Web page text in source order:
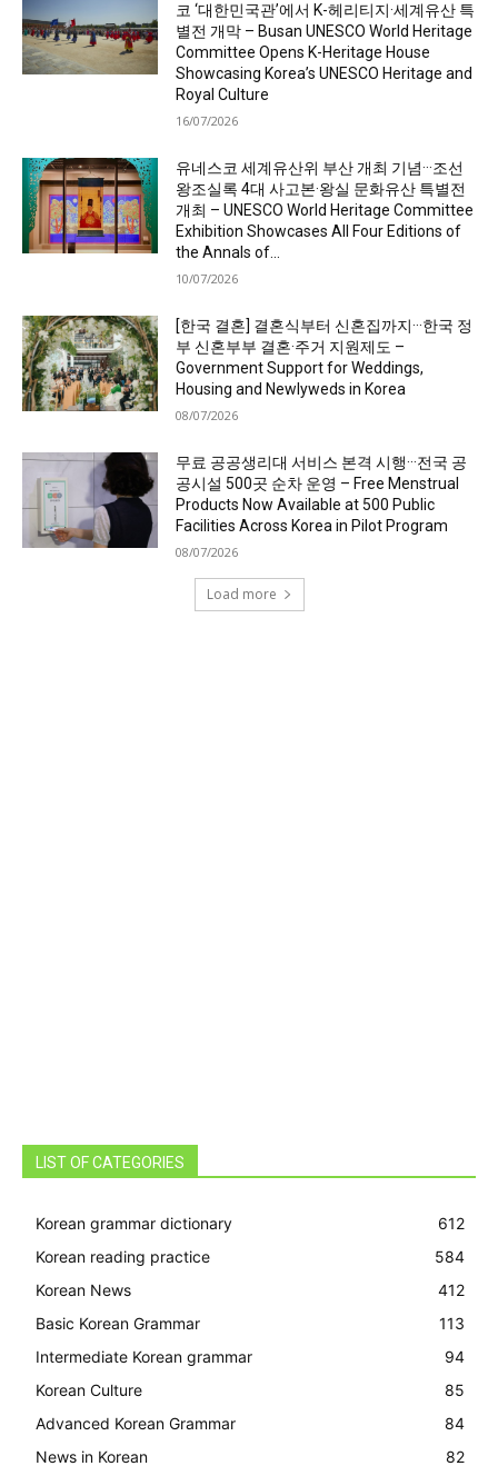
코 ‘대한민국관’에서 K-헤리티지·세계유산 특
별전 개막 – Busan UNESCO World Heritage
Committee Opens K-Heritage House
Showcasing Korea’s UNESCO Heritage and
Royal Culture
16/07/2026
유네스코 세계유산위 부산 개최 기념···조선
왕조실록 4대 사고본·왕실 문화유산 특별전
개최 – UNESCO World Heritage Committee
Exhibition Showcases All Four Editions of
the Annals of...
10/07/2026
[한국 결혼] 결혼식부터 신혼집까지···한국 정
부 신혼부부 결혼·주거 지원제도 –
Government Support for Weddings,
Housing and Newlyweds in Korea
08/07/2026
무료 공공생리대 서비스 본격 시행···전국 공
공시설 500곳 순차 운영 – Free Menstrual
Products Now Available at 500 Public
Facilities Across Korea in Pilot Program
08/07/2026
Load more
LIST OF CATEGORIES
Korean grammar dictionary
612
Korean reading practice
584
Korean News
412
Basic Korean Grammar
113
Intermediate Korean grammar
94
Korean Culture
85
Advanced Korean Grammar
84
News in Korean
82